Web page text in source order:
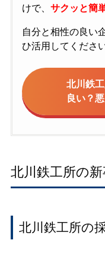
けで、 サクッと簡
自分と相性の良い
ひ活用してください
北川鉄
良い？
北川鉄工所の
北川鉄工所の